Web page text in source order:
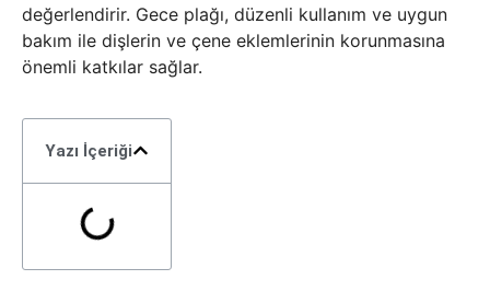
değerlendirir. Gece plağı, düzenli kullanım ve uygun
bakım ile dişlerin ve çene eklemlerinin korunmasına
önemli katkılar sağlar.
Yazı İçeriği